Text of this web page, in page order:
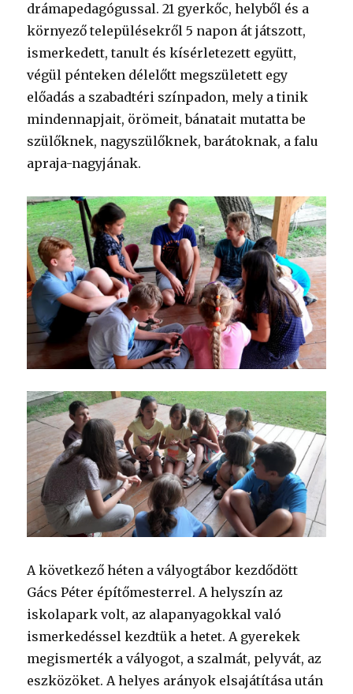
drámapedagógussal. 21 gyerkőc, helyből és a
környező településekről 5 napon át játszott,
ismerkedett, tanult és kísérletezett együtt,
végül pénteken délelőtt megszületett egy
előadás a szabadtéri színpadon, mely a tinik
mindennapjait, örömeit, bánatait mutatta be
szülőknek, nagyszülőknek, barátoknak, a falu
apraja-nagyjának.
A következő héten a vályogtábor kezdődött
Gács Péter építőmesterrel. A helyszín az
iskolapark volt, az alapanyagokkal való
ismerkedéssel kezdtük a hetet. A gyerekek
megismerték a vályogot, a szalmát, pelyvát, az
eszközöket. A helyes arányok elsajátítása után